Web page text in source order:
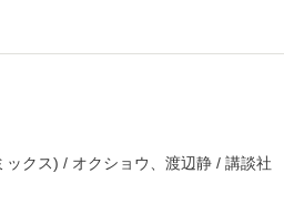
クス) / オクショウ、渡辺静 / 講談社